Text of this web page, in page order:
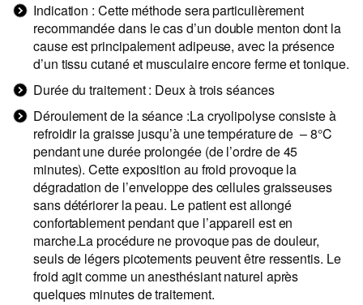
Indication : Cette méthode sera particulièrement
recommandée dans le cas d’un double menton dont la
cause est principalement adipeuse, avec la présence
d’un tissu cutané et musculaire encore ferme et tonique.
Durée du traitement : Deux à trois séances
Déroulement de la séance :La cryolipolyse consiste à
refroidir la graisse jusqu’à une température de – 8°C
pendant une durée prolongée (de l’ordre de 45
minutes). Cette exposition au froid provoque la
dégradation de l’enveloppe des cellules graisseuses
sans détériorer la peau. Le patient est allongé
confortablement pendant que l’appareil est en
marche.La procédure ne provoque pas de douleur,
seuls de légers picotements peuvent être ressentis. Le
froid agit comme un anesthésiant naturel après
quelques minutes de traitement.